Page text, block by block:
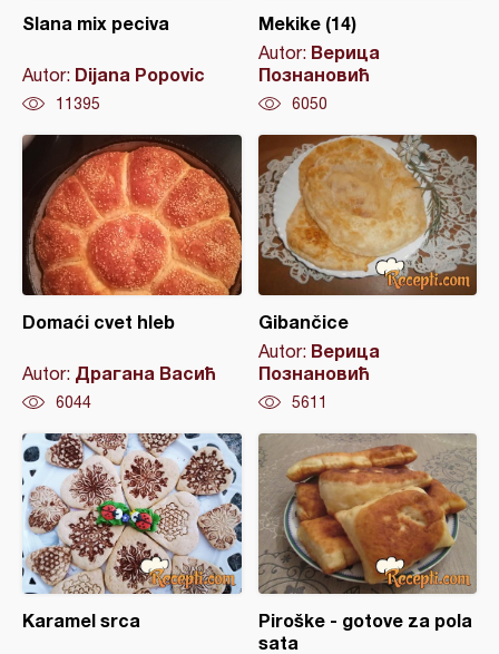
Slana mix peciva
Autor: Dijana Popovic
11395
Mekike (14)
Autor: Верица
Познановић
6050
Domaći cvet hleb
Autor: Драгана Васић
6044
Gibančice
Autor: Верица
Познановић
5611
Karamel srca
Piroške - gotove za pola
sata